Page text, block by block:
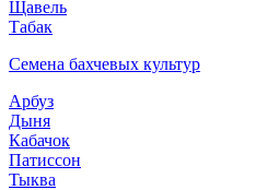
Щавель
Табак
Семена бахчевых культур
Арбуз
Дыня
Кабачок
Патиссон
Тыква